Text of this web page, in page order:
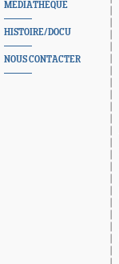
MÉDIATHÈQUE
HISTOIRE/DOCU
NOUS CONTACTER